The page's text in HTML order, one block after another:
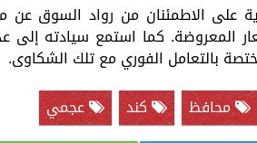
على الاطمئنان من رواد السوق
المعروضة. كما استمع سيادته
بالتعامل الفوري مع تلك الشكاوى.
محافظ كند عجمي